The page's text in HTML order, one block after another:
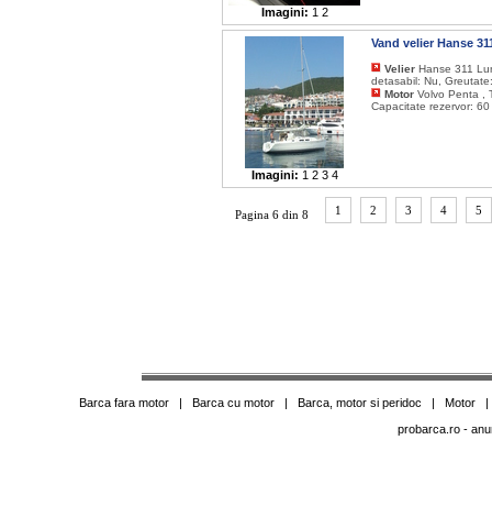
Imagini: 1 2
Imagini: 1 2 3 4
Vand velier Hanse
Velier Hanse 311
detasabil: Nu,
Motor Volvo Penta ,
Capacitate rezervor:
Pagina 6 din 8 1 2 3 4 5
Barca fara motor | Barca cu motor | Barca, motor si peridoc | Motor
probarca.ro -